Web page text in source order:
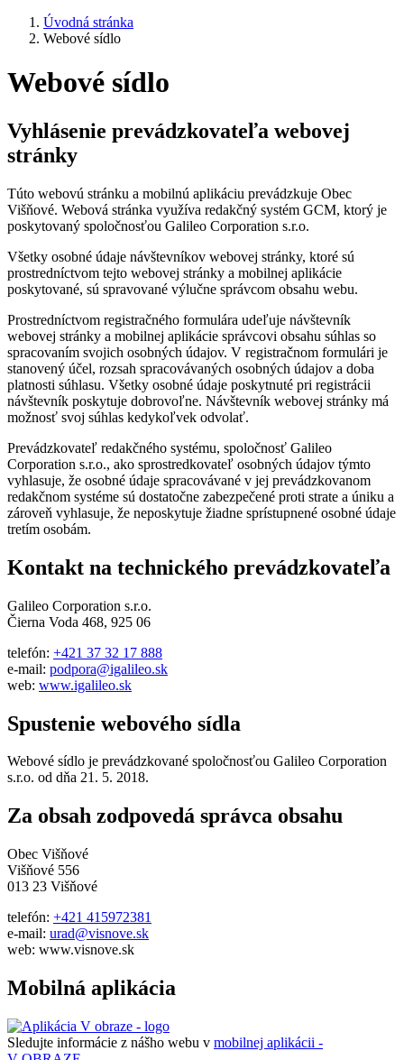
Úvodná stránka
Webové sídlo
Webové sídlo
Vyhlásenie prevádzkovateľa webovej
stránky
Túto webovú stránku a mobilnú aplikáciu prevádzkuje Obec
Višňové. Webová stránka využíva redakčný systém GCM, ktorý je
poskytovaný spoločnosťou Galileo Corporation s.r.o.
Všetky osobné údaje návštevníkov webovej stránky, ktoré sú
prostredníctvom tejto webovej stránky a mobilnej aplikácie
poskytované, sú spravované výlučne správcom obsahu webu.
Prostredníctvom registračného formulára udeľuje návštevník
webovej stránky a mobilnej aplikácie správcovi obsahu súhlas so
spracovaním svojich osobných údajov. V registračnom formulári je
stanovený účel, rozsah spracovávaných osobných údajov a doba
platnosti súhlasu. Všetky osobné údaje poskytnuté pri registrácii
návštevník poskytuje dobrovoľne. Návštevník webovej stránky má
možnosť svoj súhlas kedykoľvek odvolať.
Prevádzkovateľ redakčného systému, spoločnosť Galileo
Corporation s.r.o., ako sprostredkovateľ osobných údajov týmto
vyhlasuje, že osobné údaje spracovávané v jej prevádzkovanom
redakčnom systéme sú dostatočne zabezpečené proti strate a úniku a
zároveň vyhlasuje, že neposkytuje žiadne sprístupnené osobné údaje
tretím osobám.
Kontakt na technického prevádzkovateľa
Galileo Corporation s.r.o.
Čierna Voda 468, 925 06
telefón: +421 37 32 17 888
e-mail: podpora@igalileo.sk
web: www.igalileo.sk
Spustenie webového sídla
Webové sídlo je prevádzkované spoločnosťou Galileo Corporation
s.r.o. od dňa 21. 5. 2018.
Za obsah zodpovedá správca obsahu
Obec Višňové
Višňové 556
013 23 Višňové
telefón: +421 415972381
e-mail: urad@visnove.sk
web: www.visnove.sk
Mobilná aplikácia
Sledujte informácie z nášho webu v mobilnej aplikácii -